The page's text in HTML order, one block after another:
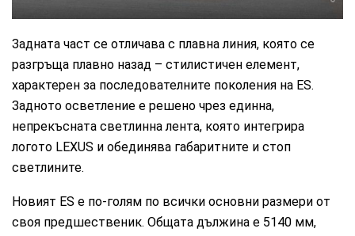
Задната част се отличава с плавна линия, която се
разгръща плавно назад – стилистичен елемент,
характерен за последователните поколения на ES.
Задното осветление е решено чрез единна,
непрекъсната светлинна лента, която интегрира
логото LEXUS и обединява габаритните и стоп
светлините.
Новият ES е по-голям по всички основни размери от
своя предшественик. Общата дължина е 5140 мм,